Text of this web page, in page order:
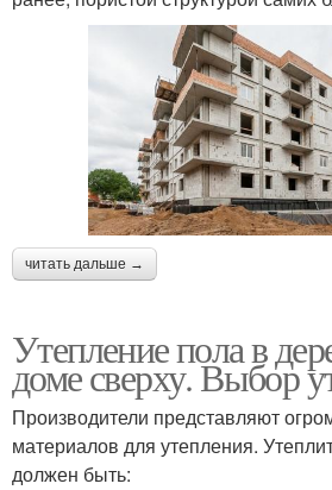
читать дальше →
Утепление пола в
доме сверху. Выбор
Производители представляют
материалов для утепления.
должен быть: